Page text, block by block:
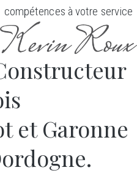
compétences à votre service
et Garonne